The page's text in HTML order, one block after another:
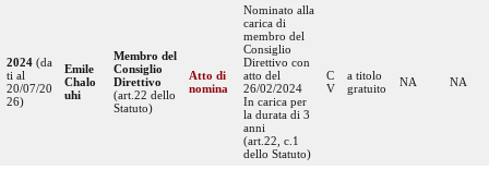
2024(da
ti al
20/07/20
26)
Emile
Chalo
uhi
Membro del
Consiglio
Direttivo
(art.22 dello
Statuto)
Atto di
nomina
Nominato alla
carica di
membro del
Consiglio
Direttivo con
atto del
26/02/2024
In carica per
la durata di 3
anni
(art.22, c.1
dello Statuto)
C
V
a titolo
gratuito
NA NA